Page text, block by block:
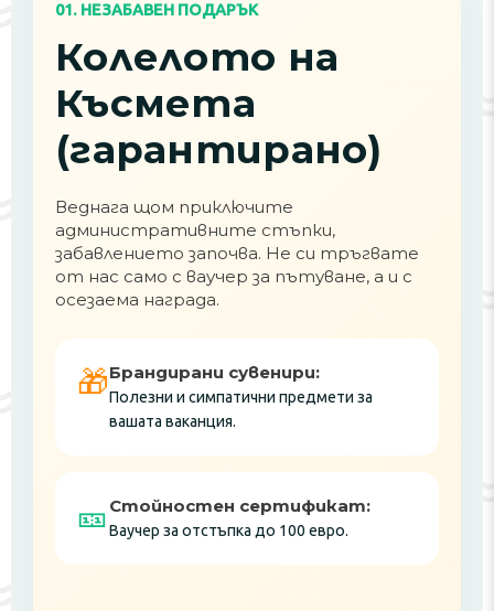
01. НЕЗАБАВЕН ПОДАРЪК
Колелото на
Късмета
(гарантирано)
Веднага щом приключите
административните стъпки,
забавлението започва. Не си тръгвате
от нас само с ваучер за пътуване, а и с
осезаема награда.
🎁Брандирани сувенири:
Полезни и симпатични предмети за
вашата ваканция.
🎫 Стойностен сертификат:
Ваучер за отстъпка до 100 евро.